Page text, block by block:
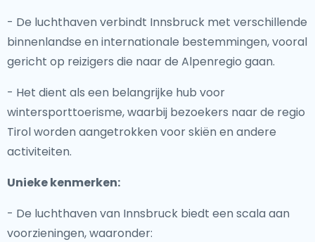
- De luchthaven verbindt Innsbruck met verschillende
binnenlandse en internationale bestemmingen, vooral
gericht op reizigers die naar de Alpenregio gaan.
- Het dient als een belangrijke hub voor
wintersporttoerisme, waarbij bezoekers naar de regio
Tirol worden aangetrokken voor skiën en andere
activiteiten.
Unieke kenmerken:
- De luchthaven van Innsbruck biedt een scala aan
voorzieningen, waaronder: